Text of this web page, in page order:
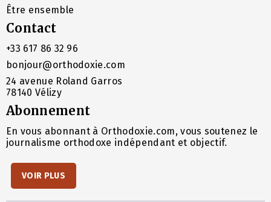
Être ensemble
Contact
+33 617 86 32 96
bonjour@orthodoxie.com
24 avenue Roland Garros
78140 Vélizy
Abonnement
En vous abonnant à Orthodoxie.com, vous soutenez le
journalisme orthodoxe indépendant et objectif.
VOIR PLUS